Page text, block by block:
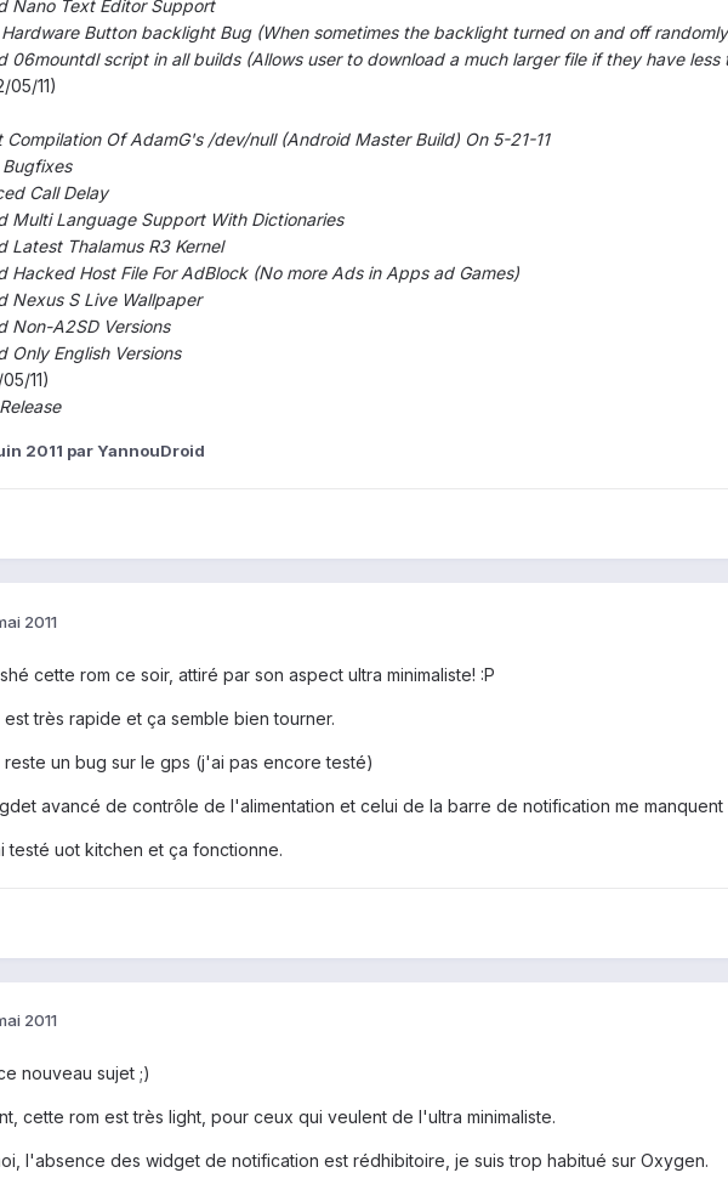
Nano Text Editor Support
Button backlight Bug (When sometimes the backlight turned on and off
06mountdl script in all builds (Allows user to download a much larger file if they have
05/11)
Compilation Of AdamG's /dev/null (Android Master Build) On 5-21-11
Bugfixes
Call Delay
Multi Language Support With Dictionaries
Latest Thalamus R3 Kernel
Hacked Host File For AdBlock (No more Ads in Apps ad Games)
Nexus S Live Wallpaper
Non-A2SD Versions
Only English Versions
11)
2011 par YannouDroid
2011
cette rom ce soir, attiré par son aspect ultra minimaliste! :P
est très rapide et ça semble bien tourner.
reste un bug sur le gps (j'ai pas encore testé)
avancé de contrôle de l'alimentation et celui de la barre de notification me manquent
testé uot kitchen et ça fonctionne.
2011
nouveau sujet ;)
cette rom est très light, pour ceux qui veulent de l'ultra minimaliste.
l'absence des widget de notification est rédhibitoire, je suis trop habitué sur Oxygen.